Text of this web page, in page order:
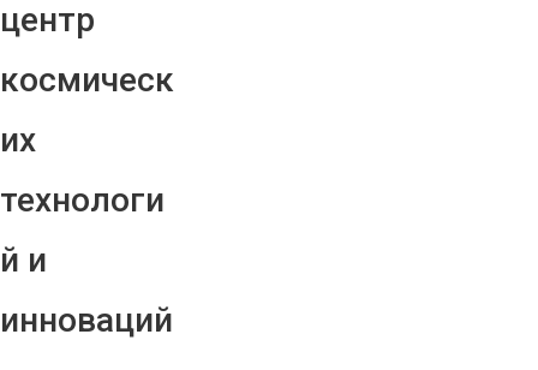
центр
космическ
их
технологи
й и
инноваций